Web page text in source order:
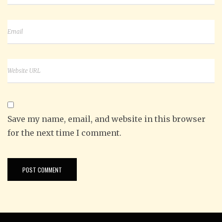
Save my name, email, and website in this browser
for the next time I comment.